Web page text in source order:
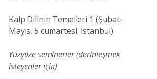
Kalp Dilinin Temelleri 1 (Şubat-
Mayıs, 5 cumartesi, İstanbul)
Yüzyüze seminerler (derinleşmek
isteyenler için)